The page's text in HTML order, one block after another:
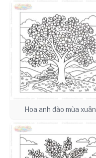
Hoa anh đào mùa xuân